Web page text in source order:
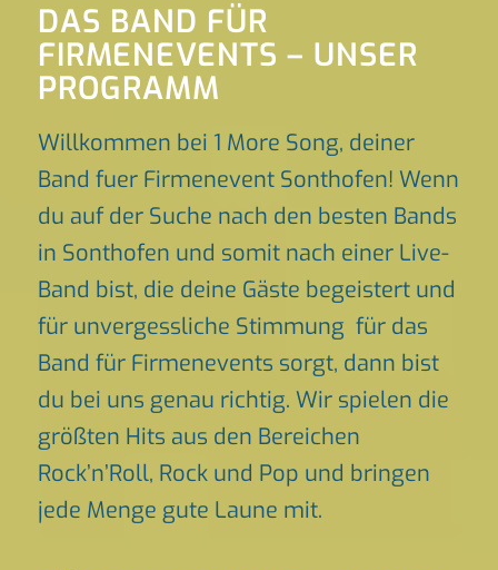
DAS BAND FÜR
FIRMENEVENTS – UNSER
PROGRAMM
Willkommen bei 1 More Song, deiner
Band fuer Firmenevent Sonthofen! Wenn
du auf der Suche nach den besten Bands
in Sonthofen und somit nach einer Live-
Band bist, die deine Gäste begeistert und
für unvergessliche Stimmung für das
Band für Firmenevents sorgt, dann bist
du bei uns genau richtig. Wir spielen die
größten Hits aus den Bereichen
Rock’n’Roll, Rock und Pop und bringen
jede Menge gute Laune mit.